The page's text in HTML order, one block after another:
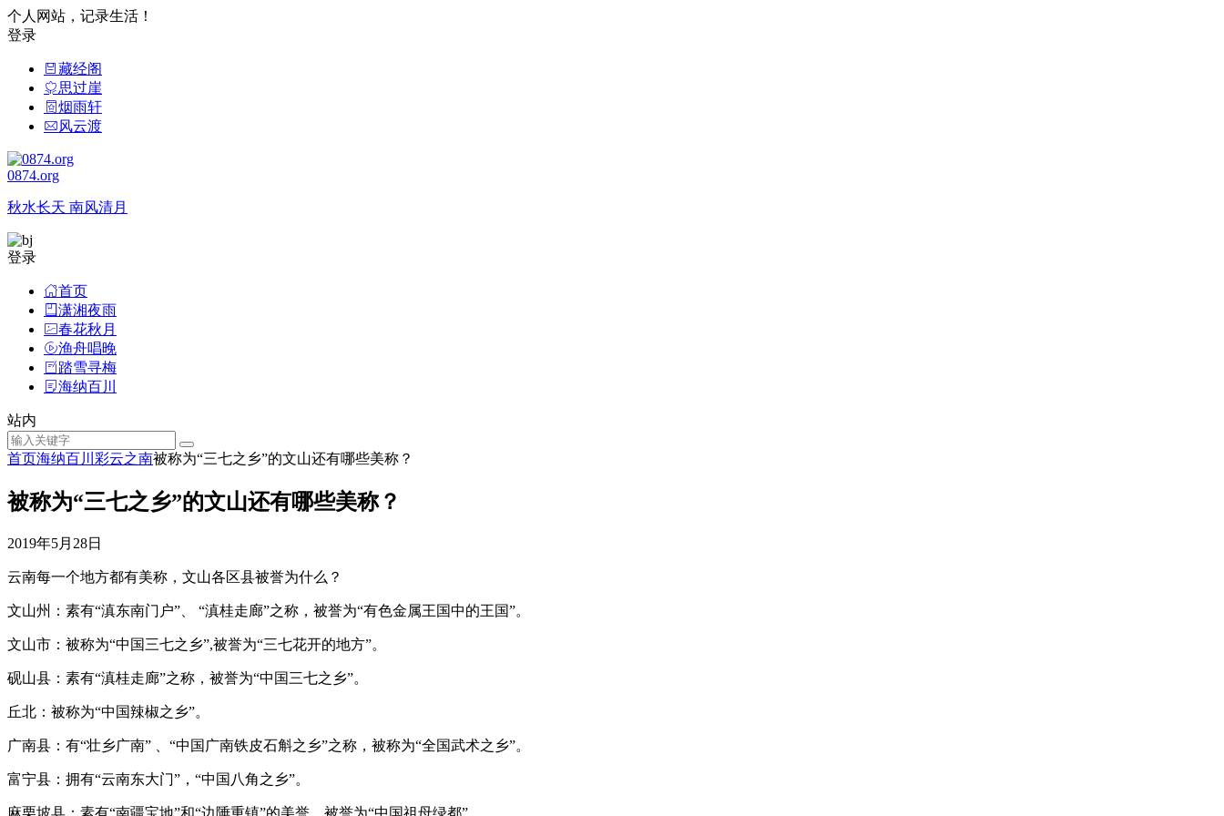
个人网站，记录生活！
登录
藏经阁
思过崖
烟雨轩
风云渡
0874.org
秋水长天 南风清月
登录
首页
潇湘夜雨
春花秋月
渔舟唱晚
踏雪寻梅
海纳百川
站内
首页海纳百川 彩云之南被称为“三七之乡”的文山还有哪些美称？
被称为“三七之乡”的文山还有哪些美称？
2019年5月28日
云南每一个地方都有美称，文山各区县被誉为什么？
文山州：素有“滇东南门户”、 “滇桂走廊”之称，被誉为“有色金属王国中的王国”。
文山市：被称为“中国三七之乡”,被誉为“三七花开的地方”。
砚山县：素有“滇桂走廊”之称，被誉为“中国三七之乡”。
丘北：被称为“中国辣椒之乡”。
广南县：有“壮乡广南” 、“中国广南铁皮石斛之乡”之称，被称为“全国武术之乡”。
富宁县：拥有“云南东大门”，“中国八角之乡”。
麻栗坡县：素有“南疆宝地”和“边陲重镇”的美誉，被誉为“中国祖母绿都”。